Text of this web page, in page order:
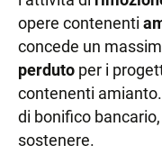
opere contenenti
concede un
perduto per i
contenenti
di bonifico
sostenere.